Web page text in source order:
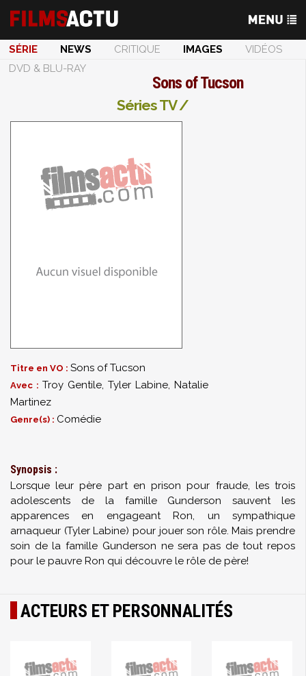
SÉRIE NEWS CRITIQUE IMAGES
VIDÉOS
DVD & BLU-RAY
Sons of Tucson
Séries TV /
Titre en VO : Sons of Tucson
Avec : Troy Gentile, Tyler Labine, Natalie
Martinez
Genre(s) : Comédie
Synopsis :
Lorsque leur père part en prison pour fraude, les trois
adolescents de la famille Gunderson sauvent les
apparences en engageant Ron, un sympathique
arnaqueur (Tyler Labine) pour jouer son rôle. Mais prendre
soin de la famille Gunderson ne sera pas de tout repos
pour le pauvre Ron qui découvre le rôle de père!
ACTEURS ET PERSONNALITÉS